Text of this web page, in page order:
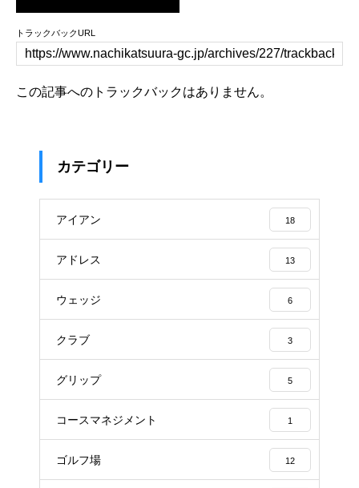
トラックバックURL
この記事へのトラックバックはありません。
カテゴリー
アイアン 18
アドレス 13
ウェッジ 6
クラブ 3
グリップ 5
コースマネジメント 1
ゴルフ場 12